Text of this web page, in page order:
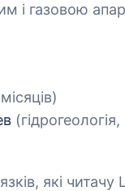
і газовою
які читачу